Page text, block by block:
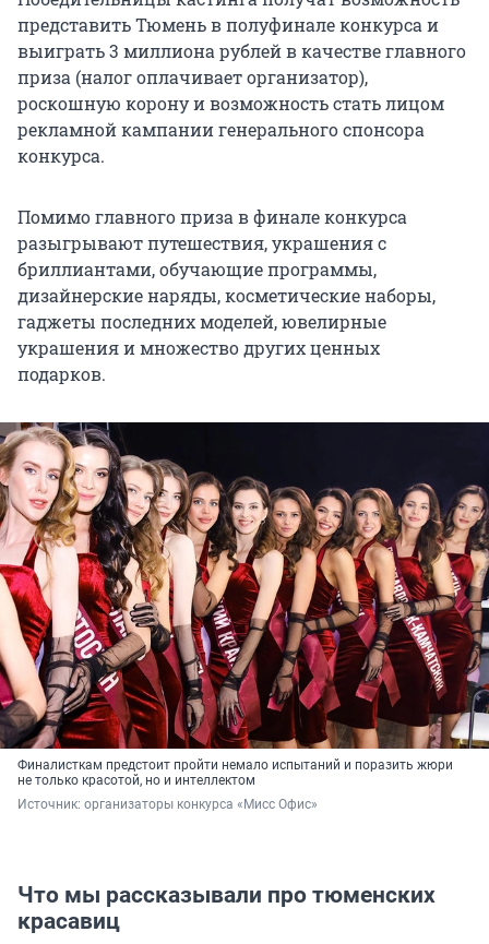
представить Тюмень в полуфинале конкурса и
выиграть 3 миллиона рублей в качестве главного
приза (налог оплачивает организатор),
роскошную корону и возможность стать лицом
рекламной кампании генерального спонсора
конкурса.
Помимо главного приза в финале конкурса
разыгрывают путешествия, украшения с
бриллиантами, обучающие программы,
дизайнерские наряды, косметические наборы,
гаджеты последних моделей, ювелирные
украшения и множество других ценных
подарков.
Финалисткам предстоит пройти немало испытаний и поразить жюри
не только красотой, но и интеллектом
Источник: организаторы конкурса «Мисс Офис»
Что мы рассказывали про тюменских
красавиц